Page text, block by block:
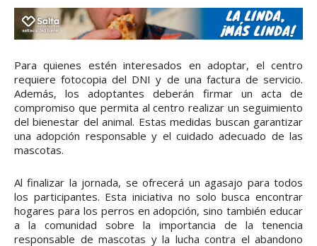
Para quienes estén interesados en adoptar, el centro
requiere fotocopia del DNI y de una factura de servicio.
Además, los adoptantes deberán firmar un acta de
compromiso que permita al centro realizar un seguimiento
del bienestar del animal. Estas medidas buscan garantizar
una adopción responsable y el cuidado adecuado de las
mascotas.
Al finalizar la jornada, se ofrecerá un agasajo para todos
los participantes. Esta iniciativa no solo busca encontrar
hogares para los perros en adopción, sino también educar
a la comunidad sobre la importancia de la tenencia
responsable de mascotas y la lucha contra el abandono